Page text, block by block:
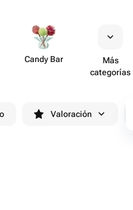
Candy Bar
Más
categorías
Valoración